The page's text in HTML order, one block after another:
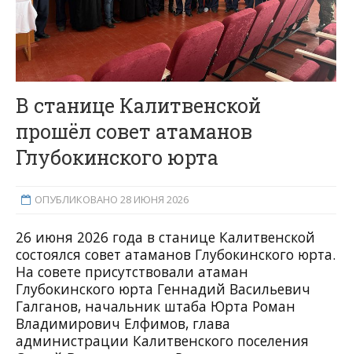
В станице Калитвенской
прошёл совет атаманов
Глубокинского юрта
ОПУБЛИКОВАНО 28 ИЮНЯ 2026
26 июня 2026 года в станице Калитвенской
состоялся совет атаманов Глубокинского юрта.
На совете присутствовали атаман
Глубокинского юрта Геннадий Васильевич
Галганов, начальник штаба Юрта Роман
Владимирович Елфимов, глава
администрации Калитвенского поселения